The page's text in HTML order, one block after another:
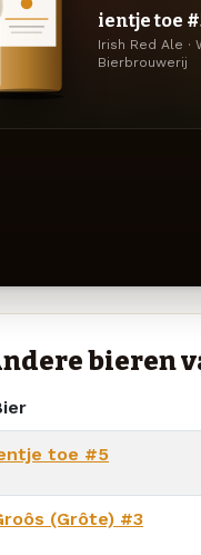
ientje toe
Irish Red Ale ·
Bierbrouwerij
bieren
toe #5
(Grôte) #3